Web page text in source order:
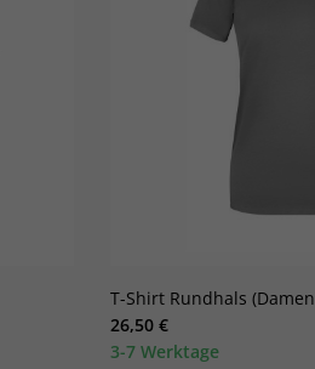
T-Shirt Rundhals
26,50 €
3-7 Werktage